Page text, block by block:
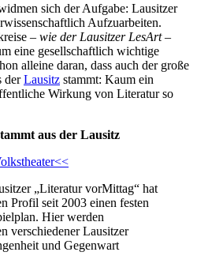
sich der Aufgabe: Lausitzer
Aufzuarbeiten.
– wie der Lausitzer LesArt–
eine gesellschaftlich wichtige
alleine daran, dass auch der große
derLausitz stammt: Kaum ein
Wirkung von Literatur so
aus der Lausitz
„Literatur vorMittag“ hat
Profil seit 2003 einen festen
Hier werden
verschiedener Lausitzer
und Gegenwart